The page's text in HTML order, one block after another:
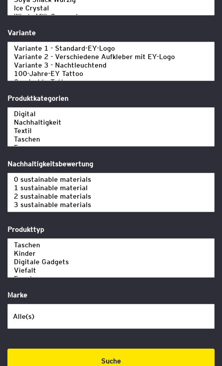
Variante
Produktkategorien
Nachhaltigkeitsbewertung
Produkttyp
Marke
Suche